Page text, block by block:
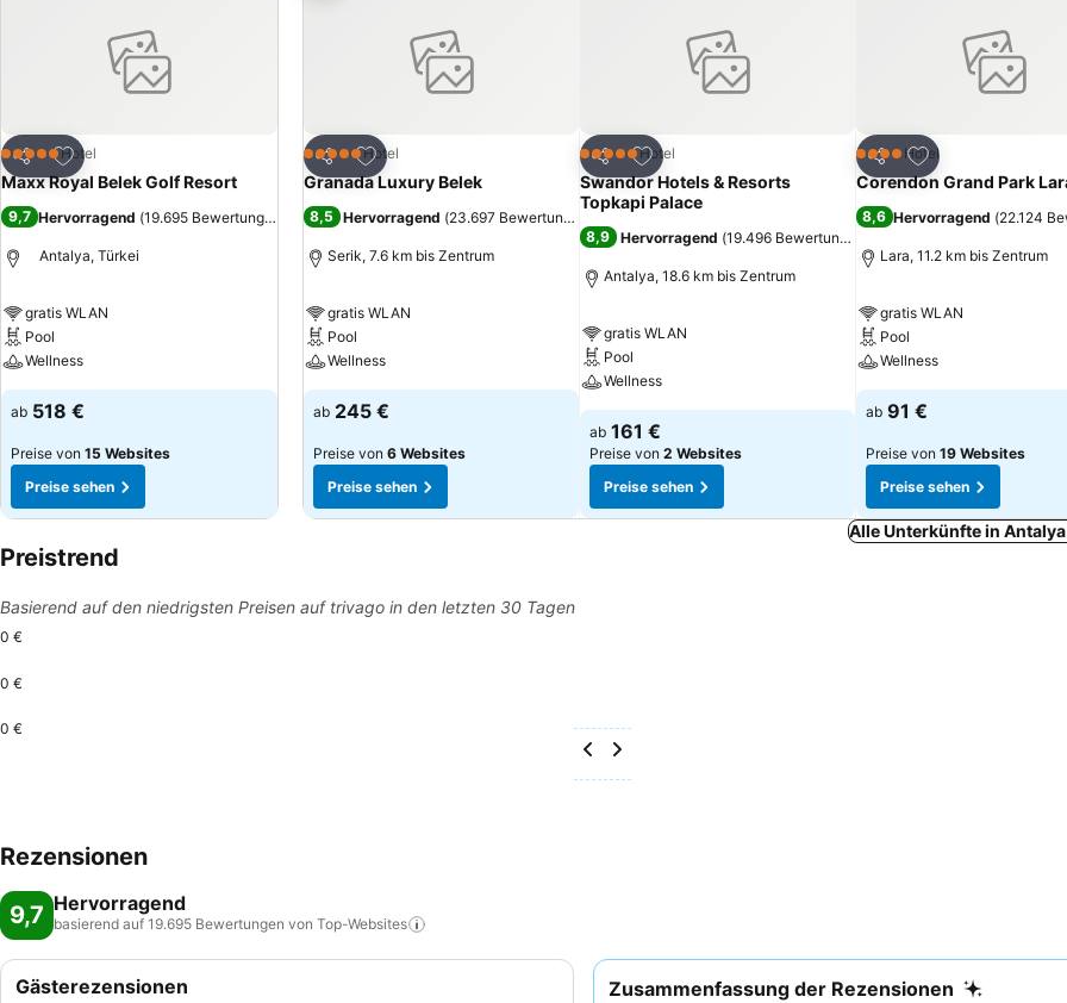
Teilen
Zu Favoriten hinzufügen
5 Sterne Hotel
Maxx Royal Belek Golf Resort
9,7 Hervorragend (19.695 Bewertungen
Antalya, Türkei
gratis WLAN
Pool
Wellness
ab 518 €
Preise von 15 Websites
Preise sehen
Teilen
Zu Favoriten hinzufügen
5 Sterne Hotel
Granada Luxury Belek
8,5 Hervorragend (23.697 Bewertungen
Serik, 7.6 km bis Zentrum
gratis WLAN
Pool
Wellness
ab 245 €
Preise von 6 Websites
Preise sehen
Teilen
Zu Favoriten hinzufügen
5 Sterne Hotel
Swandor Hotels & Resorts
Topkapi Palace
8,9 Hervorragend (19.496 Bewertungen
Antalya, 18.6 km bis Zentrum
gratis WLAN
Pool
Wellness
ab 161 €
Preise von 2 Websites
Preise sehen
Teilen
Zu Favoriten
4 SterneHotel
Corendon Grand Park
8,6 Hervorragend (22.124
Lara, 11.2 km bis Zentrum
gratis WLAN
Pool
Wellness
ab 91 €
Preise von 19 Websites
Preise sehen
Alle Unterkünfte in
Preistrend
Basierend auf den niedrigsten Preisen auf trivago in den letzten 30 Tagen
0 €
0 €
0 €
Rezensionen
9,7 Hervorragend
basierend auf 19.695 Bewertungen von Top-Websites
Zusammenfassung der Rezensionen
Gästerezensionen